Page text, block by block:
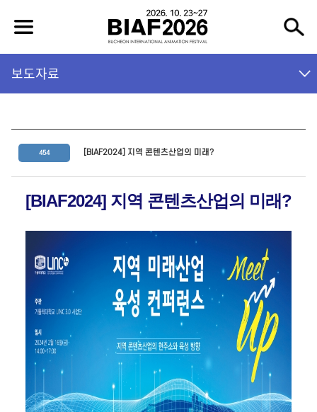
보도자료
454 [BIAF2024] 지역 콘텐츠산업의 미래?
[BIAF2024] 지역 콘텐츠산업의 미래?